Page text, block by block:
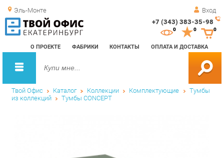
Эль-Монте Вход
+7 (343) 383-35-98
О ПРОЕКТЕ ФАБРИКИ КОНТАКТЫ ОПЛАТА И ДОСТАВКА
0 0
Твой Офис Каталог Коллекции Комплектующие Тумбы
из коллекций Тумбы CONCEPT